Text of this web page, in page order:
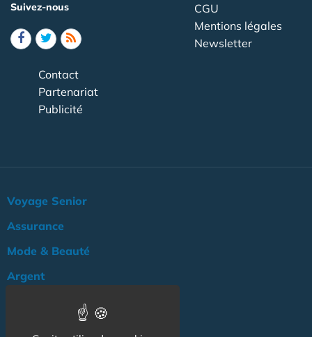
Suivez-nous
CGU
Mentions légales
Newsletter
Contact
Partenariat
Publicité
Voyage Senior
Assurance
Mode & Beauté
Argent
Loisir & Culture